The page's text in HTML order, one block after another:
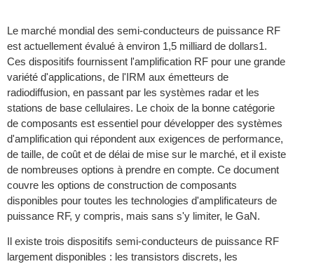
Le marché mondial des semi-conducteurs de puissance RF
est actuellement évalué à environ 1,5 milliard de dollars1.
Ces dispositifs fournissent l'amplification RF pour une grande
variété d'applications, de l'IRM aux émetteurs de
radiodiffusion, en passant par les systèmes radar et les
stations de base cellulaires. Le choix de la bonne catégorie
de composants est essentiel pour développer des systèmes
d'amplification qui répondent aux exigences de performance,
de taille, de coût et de délai de mise sur le marché, et il existe
de nombreuses options à prendre en compte. Ce document
couvre les options de construction de composants
disponibles pour toutes les technologies d'amplificateurs de
puissance RF, y compris, mais sans s'y limiter, le GaN.
Il existe trois dispositifs semi-conducteurs de puissance RF
largement disponibles : les transistors discrets, les